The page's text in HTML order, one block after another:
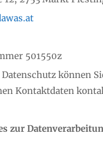
501550z
können
Kontaktdaten
zur